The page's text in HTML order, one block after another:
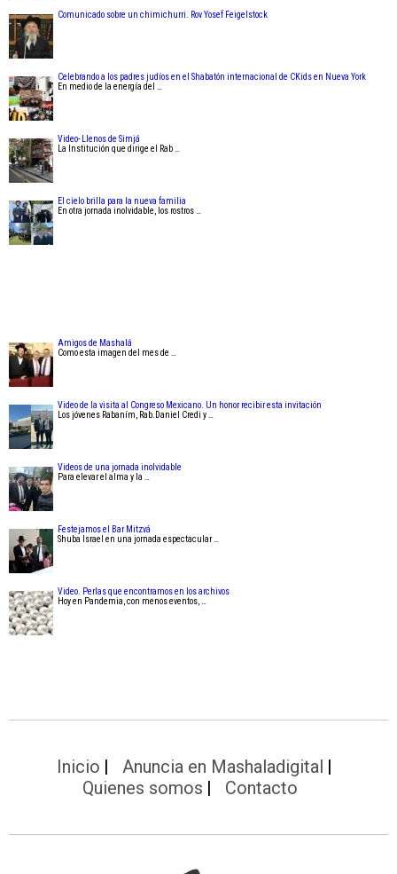
Comunicado sobre un chimichurri. Rov Yosef Feigelstock
Celebrando a los padres judíos en el Shabatón internacional de CKids en Nueva York
En medio de la energía del …
Video- Llenos de Simjá
La Institución que dirige el Rab …
El cielo brilla para la nueva familia
En otra jornada inolvidable, los rostros …
Amigos de Mashalá
Como esta imagen del mes de …
Video de la visita al Congreso Mexicano. Un honor recibir esta invitación
Los jóvenes Rabaním, Rab.Daniel Credi y …
Videos de una jornada inolvidable
Para elevar el alma y la …
Festejamos el Bar Mitzvá
Shuba Israel en una jornada espectacular …
Video. Perlas que encontramos en los archivos
Hoy en Pandemia, con menos eventos, …
Inicio
Anuncia en Mashaladigital
Quienes somos
Contacto